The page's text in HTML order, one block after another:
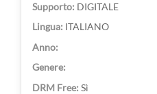
DIGITALE
ITALIANO
Sì